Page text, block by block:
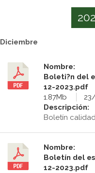
Diciembre
Nombre:
Boleti?n del
12-2023.pdf
1.87Mb
Descripción:
Boletín
Nombre:
Boletín del
12-2023.pdf